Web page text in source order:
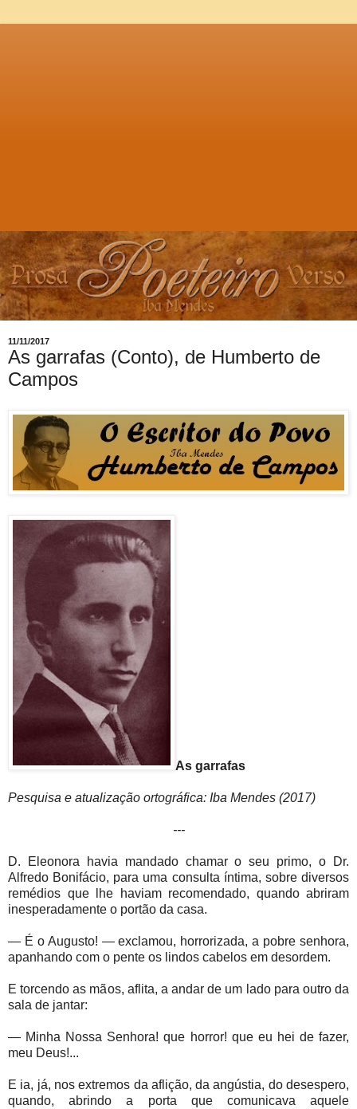
11/11/2017
As garrafas (Conto), de Humberto de
Campos
As garrafas
Pesquisa e atualização ortográfica: Iba Mendes (2017)
---
D. Eleonora havia mandado chamar o seu primo, o Dr.
Alfredo Bonifácio, para uma consulta íntima, sobre diversos
remédios que lhe haviam recomendado, quando abriram
inesperadamente o portão da casa.
— É o Augusto! — exclamou, horrorizada, a pobre senhora,
apanhando com o pente os lindos cabelos em desordem.
E torcendo as mãos, aflita, a andar de um lado para outro da
sala de jantar:
— Minha Nossa Senhora! que horror! que eu hei de fazer,
meu Deus!...
E ia, já, nos extremos da aflição, da angústia, do desespero,
quando, abrindo a porta que comunicava aquele